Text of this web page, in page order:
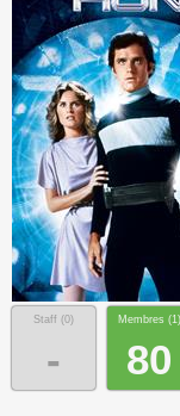
Staff (0)
-
Membres (1)
80